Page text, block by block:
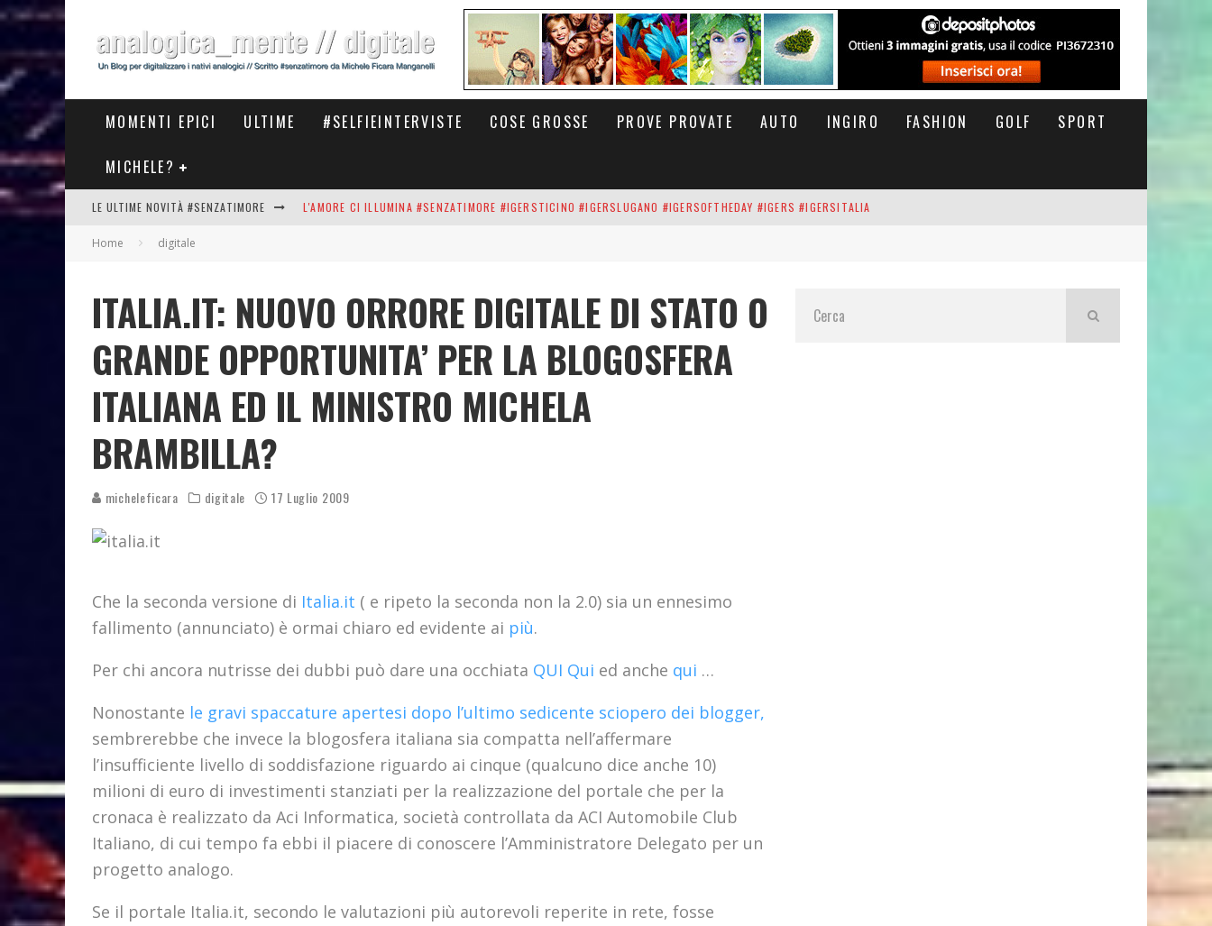
MOMENTI EPICI ULTIME #SELFIEINTERVISTE COSE GROSSE PROVE PROVATE AUTO INGIRO FASHION GOLF SPORT
MICHELE?
LE ULTIME NOVITÀ #SENZATIMORE L'AMORE CI ILLUMINA #SENZATIMORE #IGERSTICINO #IGERSLUGANO #IGERSOFTHEDAY #IGERS #IGERSITALIA
#COSEDILAVORO LA PORTA DELL'INFERNO È QUI: IL CENTRO COMMERCIALE DI ARESE OLTRE 10 KM DI CODA. POTETE MORIRE QUI.
Home digitale
ITALIA.IT: NUOVO ORRORE DIGITALE DI STATO O
GRANDE OPPORTUNITA’ PER LA BLOGOSFERA
ITALIANA ED IL MINISTRO MICHELA
BRAMBILLA?
micheleficara digitale 17 Luglio 2009
Che la seconda versione di Italia.it ( e ripeto la seconda non la 2.0) sia un ennesimo
fallimento (annunciato) è ormai chiaro ed evidente ai più.
Per chi ancora nutrisse dei dubbi può dare una occhiata QUI Qui ed anche qui …
Nonostante le gravi spaccature apertesi dopo l’ultimo sedicente sciopero dei blogger,
sembrerebbe che invece la blogosfera italiana sia compatta nell’affermare
l’insufficiente livello di soddisfazione riguardo ai cinque (qualcuno dice anche 10)
milioni di euro di investimenti stanziati per la realizzazione del portale che per la
cronaca è realizzato da Aci Informatica, società controllata da ACI Automobile Club
Italiano, di cui tempo fa ebbi il piacere di conoscere l’Amministratore Delegato per un
progetto analogo.
Se il portale Italia.it, secondo le valutazioni più autorevoli reperite in rete, fosse